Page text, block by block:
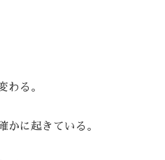
わる。
に起きている。